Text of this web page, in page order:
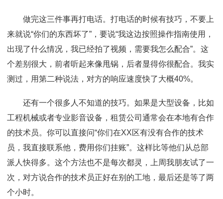
做完这三件事再打电话。打电话的时候有技巧，不要上
来就说“你们的东西坏了”，要说“我这边按照操作指南使用，
出现了什么情况，我已经拍了视频，需要我怎么配合”。这
个差别很大，前者听起来像甩锅，后者显得你很配合。我实
测过，用第二种说法，对方的响应速度快了大概40%。
还有一个很多人不知道的技巧。如果是大型设备，比如
工程机械或者专业影音设备，租赁公司通常会在本地有合作
的技术员。你可以直接问“你们在XX区有没有合作的技术
员，我直接联系他，费用你们挂账”。这样比等他们从总部
派人快得多。这个方法也不是每次都灵，上周我朋友试了一
次，对方说合作的技术员正好在别的工地，最后还是等了两
个小时。